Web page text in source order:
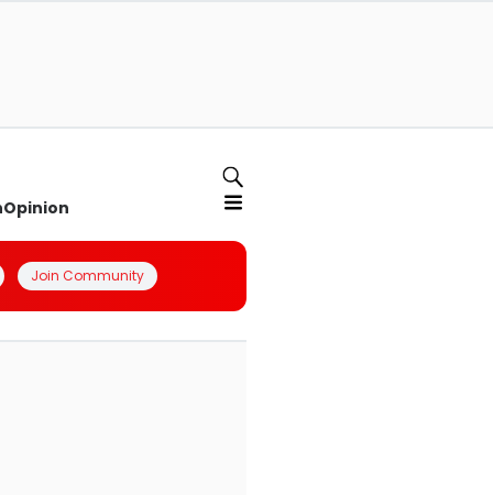
Opinion
Join Community